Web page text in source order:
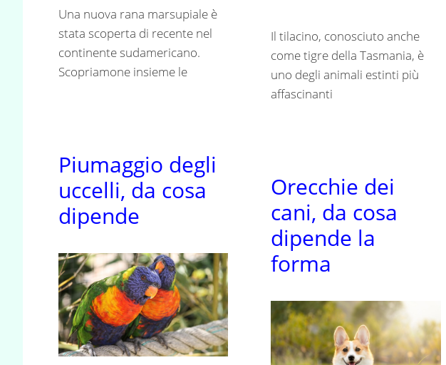
Una nuova rana marsupiale è
stata scoperta di recente nel
continente sudamericano.
Scopriamone insieme le
Il tilacino, conosciuto anche
come tigre della Tasmania, è
uno degli animali estinti più
affascinanti
Piumaggio degli
uccelli, da cosa
dipende
Orecchie dei
cani, da cosa
dipende la
forma